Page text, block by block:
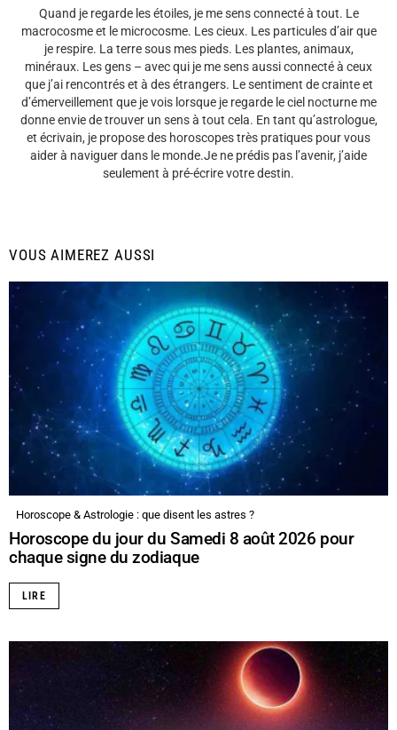
Quand je regarde les étoiles, je me sens connecté à tout. Le
macrocosme et le microcosme. Les cieux. Les particules d’air que
je respire. La terre sous mes pieds. Les plantes, animaux,
minéraux. Les gens – avec qui je me sens aussi connecté à ceux
que j’ai rencontrés et à des étrangers. Le sentiment de crainte et
d’émerveillement que je vois lorsque je regarde le ciel nocturne me
donne envie de trouver un sens à tout cela. En tant qu’astrologue,
et écrivain, je propose des horoscopes très pratiques pour vous
aider à naviguer dans le monde.Je ne prédis pas l’avenir, j’aide
seulement à pré-écrire votre destin.
VOUS AIMEREZ AUSSI
Horoscope & Astrologie : que disent les astres ?
Horoscope du jour du Samedi 8 août 2026 pour
chaque signe du zodiaque
LIRE